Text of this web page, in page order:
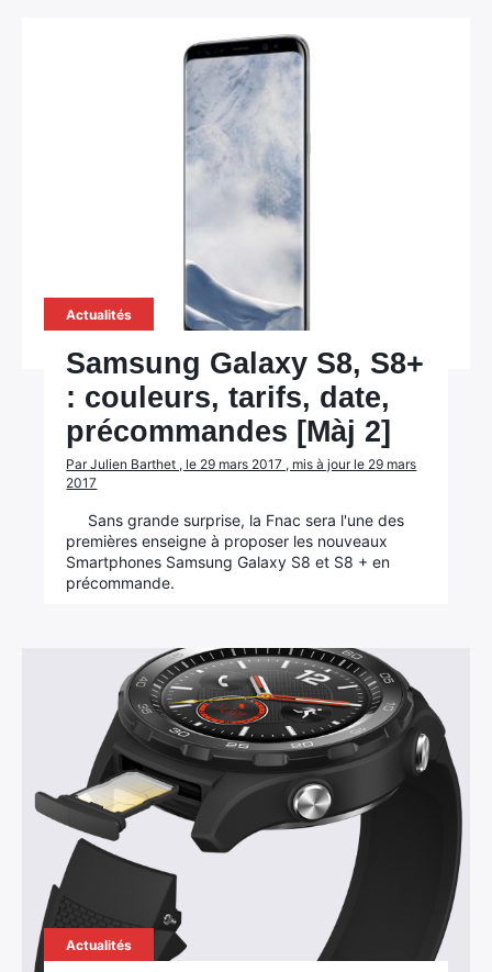
Actualités
Samsung Galaxy S8, S8+
: couleurs, tarifs, date,
précommandes [Màj 2]
Par Julien Barthet , le 29 mars 2017 , mis à jour le 29 mars
2017
Sans grande surprise, la Fnac sera l'une des
premières enseigne à proposer les nouveaux
Smartphones Samsung Galaxy S8 et S8 + en
précommande.
Actualités